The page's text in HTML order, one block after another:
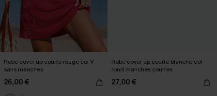
Robe cover up courte rouge col V
sans manches
26,00 €
Robe cover up courte blanche col
rond manches courtes
27,00 €